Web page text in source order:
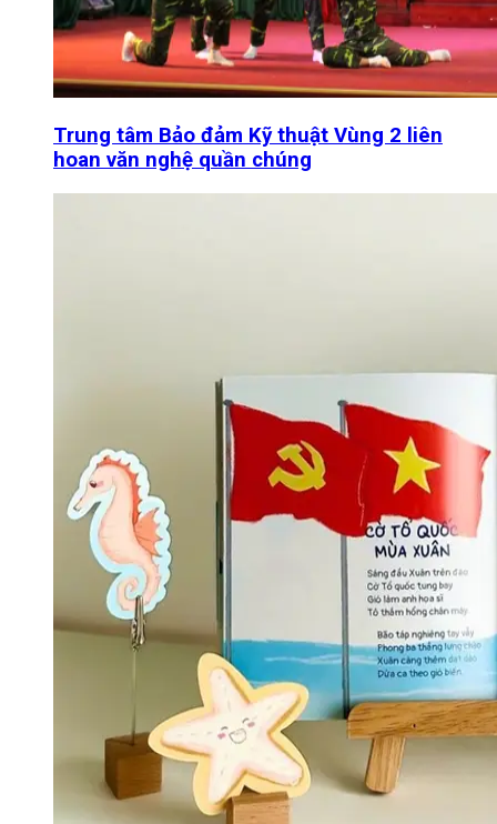
Trung tâm Bảo đảm Kỹ thuật Vùng 2 liên
hoan văn nghệ quần chúng